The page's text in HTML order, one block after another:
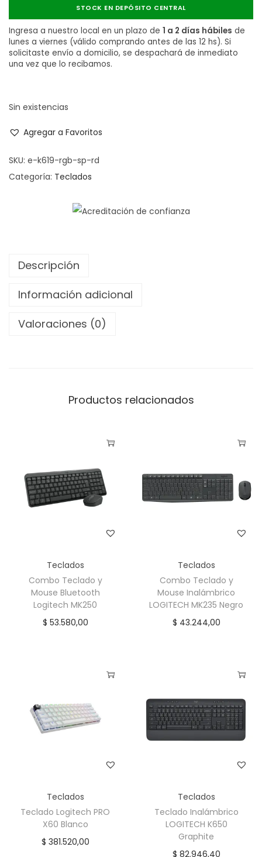
STOCK EN DEPÓSITO CENTRAL
Ingresa a nuestro local en un plazo de 1 a 2 días hábiles de
lunes a viernes (válido comprando antes de las 12 hs). Si
solicitaste envío a domicilio, se despachará de inmediato
una vez que lo recibamos.
Sin existencias
Agregar a Favoritos
SKU: e-k619-rgb-sp-rd
Categoría: Teclados
Descripción
Información adicional
Valoraciones (0)
Productos relacionados
Teclados
Combo Teclado y
Mouse Bluetooth
Logitech MK250
$ 53.580,00
Teclados
Combo Teclado y
Mouse Inalámbrico
LOGITECH MK235 Negro
$ 43.244,00
Teclados
Teclado Logitech PRO
X60 Blanco
$ 381.520,00
Teclados
Teclado Inalámbrico
LOGITECH K650
Graphite
$ 82.946,40